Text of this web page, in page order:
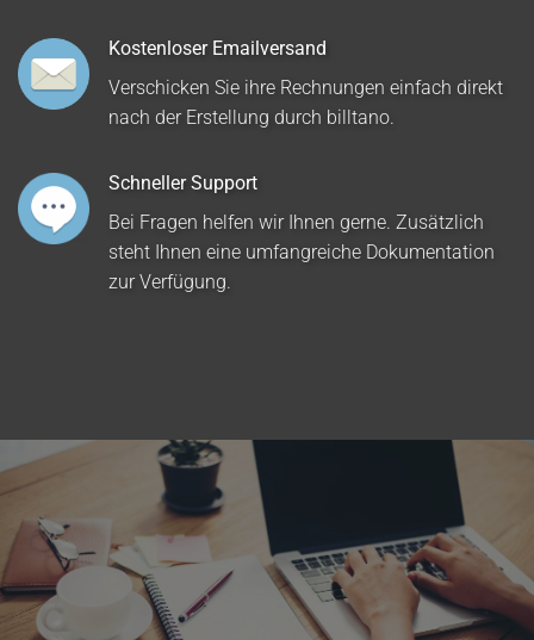
Kostenloser Emailversand
Verschicken Sie ihre Rechnungen einfach direkt
nach der Erstellung durch billtano.
Schneller Support
Bei Fragen helfen wir Ihnen gerne. Zusätzlich
steht Ihnen eine umfangreiche Dokumentation
zur Verfügung.